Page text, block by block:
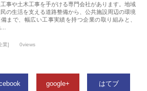
事や土木工事を手がける専門会社があります。地域
の生活を支える道路整備から、公共施設周辺の環境
まで、幅広い工事実績を持つ企業の取り組みと、
業] 0views
google+ はてブ